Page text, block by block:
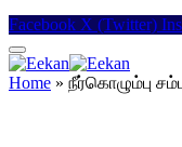
Facebook X (Twitter)
Home » நீர்கொழும்பு